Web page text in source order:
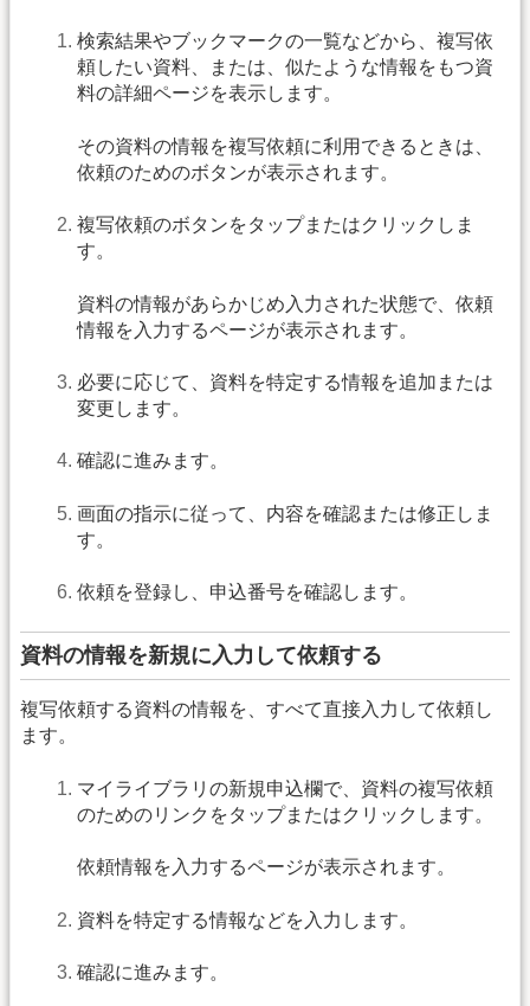
検索結果やブックマークの一覧などから、複写依
頼したい資料、または、似たような情報をもつ資
料の詳細ページを表示します。
その資料の情報を複写依頼に利用できるときは、
依頼のためのボタンが表示されます。
複写依頼のボタンをタップまたはクリックしま
す。
資料の情報があらかじめ入力された状態で、依頼
情報を入力するページが表示されます。
必要に応じて、資料を特定する情報を追加または
変更します。
確認に進みます。
画面の指示に従って、内容を確認または修正しま
す。
依頼を登録し、申込番号を確認します。
資料の情報を新規に入力して依頼する
複写依頼する資料の情報を、すべて直接入力して依頼し
ます。
マイライブラリの新規申込欄で、資料の複写依頼
のためのリンクをタップまたはクリックします。
依頼情報を入力するページが表示されます。
資料を特定する情報などを入力します。
確認に進みます。